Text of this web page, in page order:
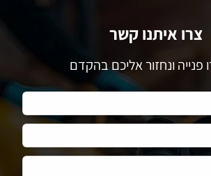
צרו איתנו קשר
פנייה ונחזור אליכם בהקדם